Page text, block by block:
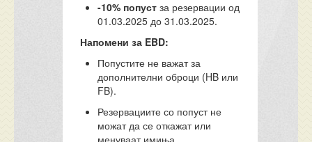
-10% попуст за резервации од
01.03.2025 до 31.03.2025.
Напомени за EBD:
Попустите не важат за
дополнителни оброци (HB или
FB).
Резервациите со попуст не
можат да се откажат или
менуваат имиња.